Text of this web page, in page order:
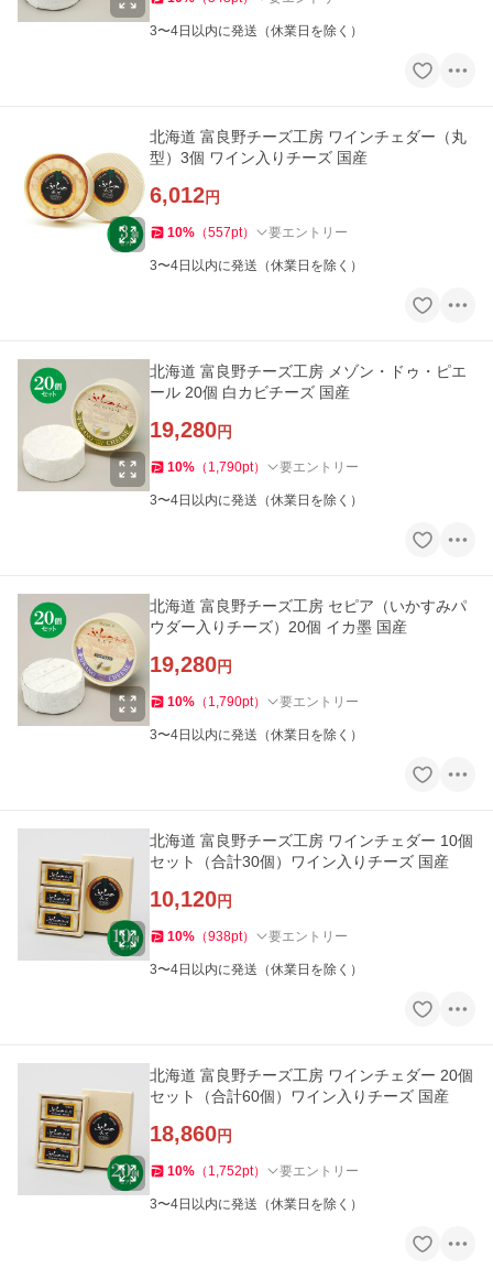
3〜4日以内に発送（休業日を除く）
北海道 富良野チーズ工房 ワインチェダー（丸
型）3個 ワイン入りチーズ 国産
6,012円
10% （557pt） 要エントリー
3〜4日以内に発送（休業日を除く）
北海道 富良野チーズ工房 メゾン・ドゥ・ピエ
ール 20個 白カビチーズ 国産
19,280円
10% （ 1,790pt） 要エントリー
3〜4日以内に発送（休業日を除く）
北海道 富良野チーズ工房 セピア（いかすみパ
ウダー入りチーズ）20個 イカ墨 国産
19,280円
10% （ 1,790pt） 要エントリー
3〜4日以内に発送（休業日を除く）
北海道 富良野チーズ工房 ワインチェダー 10個
セット（合計30個）ワイン入りチーズ 国産
10,120円
10% （938pt） 要エントリー
3〜4日以内に発送（休業日を除く）
北海道 富良野チーズ工房 ワインチェダー 20個
セット（合計60個）ワイン入りチーズ 国産
18,860円
10% （ 1,752pt） 要エントリー
3〜4日以内に発送（休業日を除く）